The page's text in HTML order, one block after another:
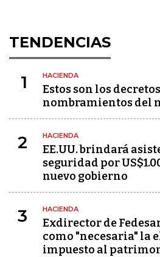
TENDENCIAS
1 HACIENDA
Estos son los
nombramientos del
2 HACIENDA
EE.UU. brindará
seguridad por
nuevo gobierno
3 HACIENDA
Exdirector de
como "necesaria" la
impuesto al